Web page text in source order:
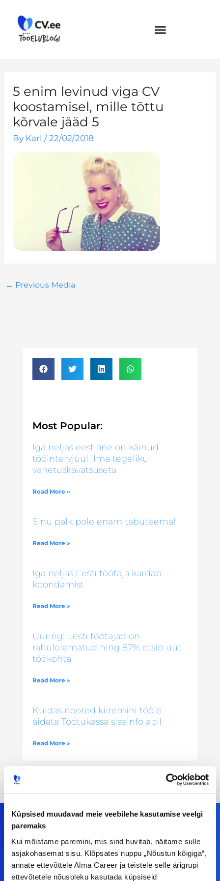
Küpsised muudavad meie veebilehe kasutamise veelgi
paremaks
Kui mõistame paremini, mis sind huvitab, näitame sulle
asjakohasemat sisu. Klõpsates nuppu „Nõustun kõigiga“,
annate ettevõttele Alma Career ja teistele selle ärigrupi
ettevõtetele nõusoleku kasutada küpsiseid
content
5 enim levinud viga CV
koostamisel, mille tõttu
kõrvale jääd 5
By Karl/22/02/2018
← Previous Media
Most Popular:
Iga neljas eestlane on käinud
tööintervjuul ilma tegeliku
vahetuskavatsuseta
Read More »
Sinu palk pole enam tabuteema!
Read More »
Iga neljas Eesti töötaja kardab
koondamist
Read More »
Uuring: Eesti töötajad on
rahulolematud ning 87% otsib uut
töökohta
Read More »
Kuidas noored kiiremini tööle
aidata Töötukassa siseinfo abil
Read More »
Meiega leiad!
Tööelublogi.ee lehelt leiad kõik vajaliku, et olla